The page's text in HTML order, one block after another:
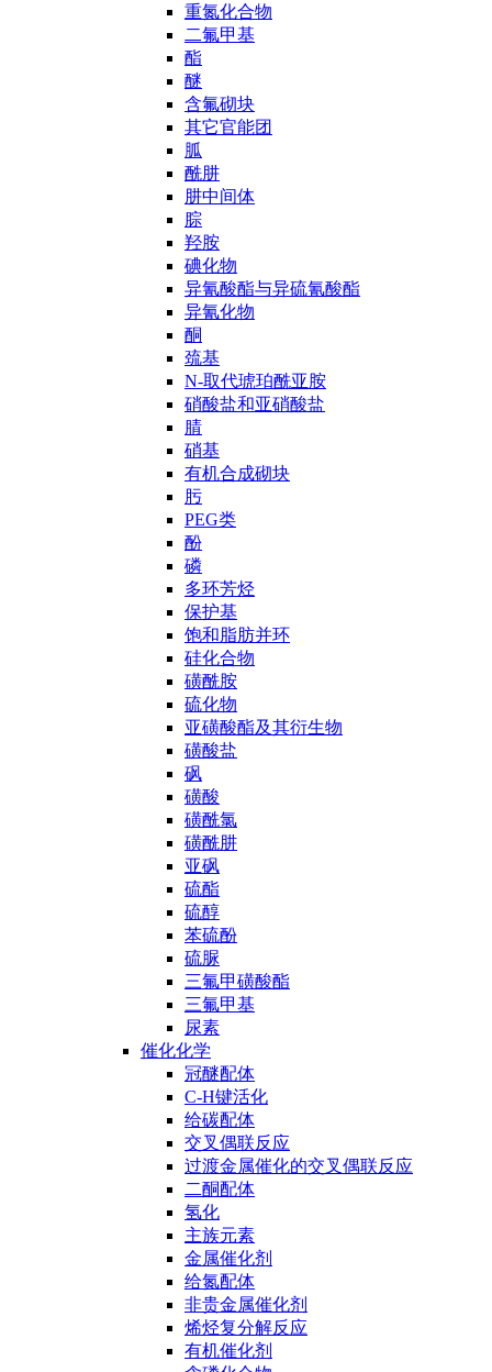
重氮化合物
二氟甲基
酯
醚
含氟砌块
其它官能团
胍
酰肼
肼中间体
腙
羟胺
碘化物
异氰酸酯与异硫氰酸酯
异氰化物
酮
巯基
N-取代琥珀酰亚胺
硝酸盐和亚硝酸盐
腈
硝基
有机合成砌块
肟
PEG类
酚
磷
多环芳烃
保护基
饱和脂肪并环
硅化合物
磺酰胺
硫化物
亚磺酸酯及其衍生物
磺酸盐
砜
磺酸
磺酰氯
磺酰肼
亚砜
硫酯
硫醇
苯硫酚
硫脲
三氟甲磺酸酯
三氟甲基
尿素
催化化学
冠醚配体
C-H键活化
给碳配体
交叉偶联反应
过渡金属催化的交叉偶联反应
二酮配体
氢化
主族元素
金属催化剂
给氮配体
非贵金属催化剂
烯烃复分解反应
有机催化剂